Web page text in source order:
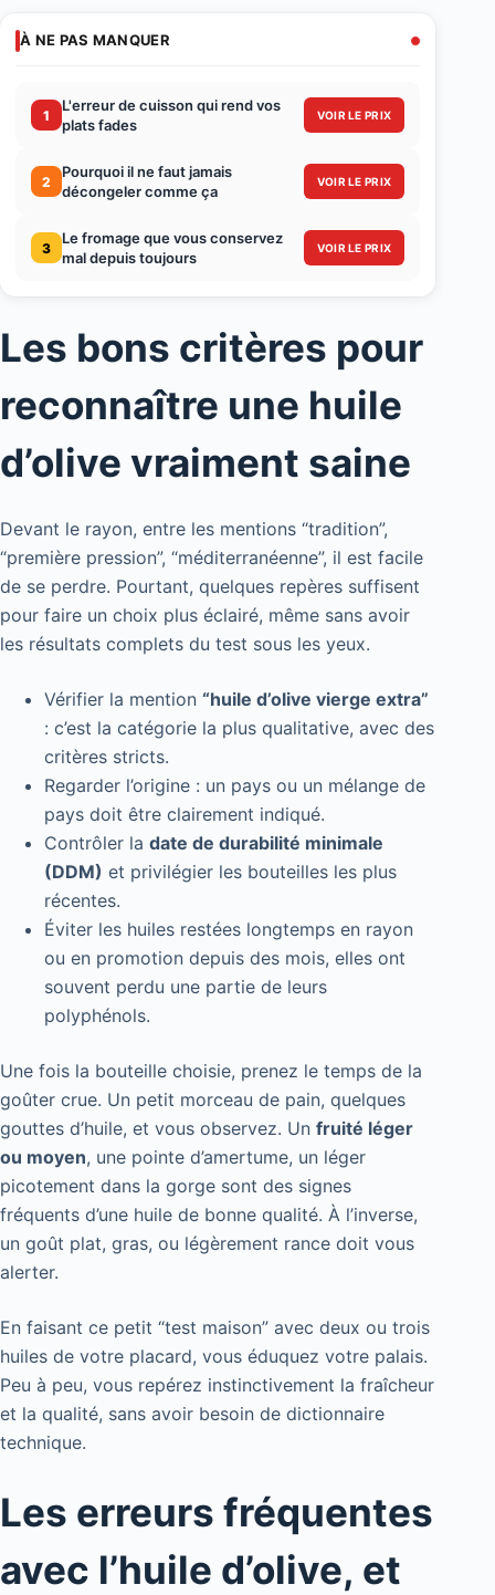
À NE PAS MANQUER
1
L'erreur de cuisson qui rend vos
plats fades
VOIR LE PRIX
2
Pourquoi il ne faut jamais
décongeler comme ça
VOIR LE PRIX
3
Le fromage que vous conservez
mal depuis toujours
VOIR LE PRIX
Les bons critères pour
reconnaître une huile
d’olive vraiment saine
Devant le rayon, entre les mentions “tradition”,
“première pression”, “méditerranéenne”, il est facile
de se perdre. Pourtant, quelques repères suffisent
pour faire un choix plus éclairé, même sans avoir
les résultats complets du test sous les yeux.
Vérifier la mention “huile d’olive vierge extra”
: c’est la catégorie la plus qualitative, avec des
critères stricts.
Regarder l’origine : un pays ou un mélange de
pays doit être clairement indiqué.
Contrôler la date de durabilité minimale
(DDM) et privilégier les bouteilles les plus
récentes.
Éviter les huiles restées longtemps en rayon
ou en promotion depuis des mois, elles ont
souvent perdu une partie de leurs
polyphénols.
Une fois la bouteille choisie, prenez le temps de la
goûter crue. Un petit morceau de pain, quelques
gouttes d’huile, et vous observez. Un fruité léger
ou moyen, une pointe d’amertume, un léger
picotement dans la gorge sont des signes
fréquents d’une huile de bonne qualité. À l’inverse,
un goût plat, gras, ou légèrement rance doit vous
alerter.
En faisant ce petit “test maison” avec deux ou trois
huiles de votre placard, vous éduquez votre palais.
Peu à peu, vous repérez instinctivement la fraîcheur
et la qualité, sans avoir besoin de dictionnaire
technique.
Les erreurs fréquentes
avec l’huile d’olive, et